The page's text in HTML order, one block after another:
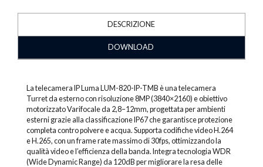
DESCRIZIONE
DOWNLOAD
La telecamera IP Luma LUM-820-IP-TMB è una telecamera
Turret da esterno con risoluzione 8MP (3840×2160) e obiettivo
motorizzato Varifocale da 2,8–12mm, progettata per ambienti
esterni grazie alla classificazione IP67 che garantisce protezione
completa contro polvere e acqua. Supporta codifiche video H.264
e H.265, con un frame rate massimo di 30fps, ottimizzando la
qualità video e l’efficienza della banda. Integra tecnologia WDR
(Wide Dynamic Range) da 120dB per migliorare la resa delle